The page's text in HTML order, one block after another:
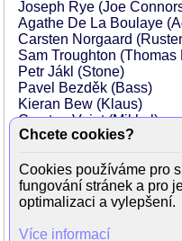
Joseph Rye (Joe
Agathe De La Boulaye
Carsten Norgaard
Sam Troughton (Thomas
Petr Jákl (Stone)
Pavel Bezděk (Bass)
Kieran Bew (Klaus)
Carsten Voigt (Mikkel)
Jan Pavel Filipensky
Andy Lucas (Juan
Liz May Brice
Glenn Conroy (Technik)
Karima Adebibe
Chcete cookies?
Cookies používáme pro
fungování stránek a pro
optimalizaci a vylepšení.
Více informací